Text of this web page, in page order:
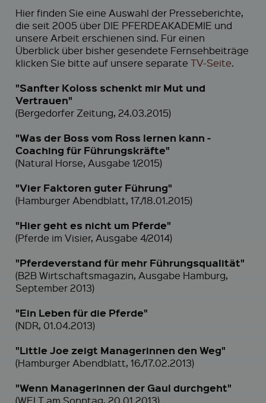
Hier finden Sie eine Auswahl der Presseberichte,
die seit 2005 über DIE PFERDEAKADEMIE und
unsere Arbeit erschienen sind. Für einen
Überblick über bisher gesendete Fernsehbeiträge
klicken Sie bitte auf unsere separate TV-Seite.
"Sanfter Koloss schenkt mir Mut und
Vertrauen"
(Bergedorfer Zeitung, 24.03.2015)
"Was der Boss vom Ross lernen kann -
Coaching für Führungskräfte"
(Natural Horse, Ausgabe 1/2015)
"Vier Faktoren guter Führung"
(Hamburger Abendblatt, 17./18.01.2015)
"Hier geht es nicht um Pferde"
(Pferde im Visier, Ausgabe 4/2014)
"Pferdeverstand für mehr Führungsqualität"
(B2B Wirtschaftsmagazin, Ausgabe Hamburg,
September 2013)
"Ein Leben für die Pferde"
(NDR, 01.04.2013)
"Little Joe zeigt Managerinnen den Weg"
(Hamburger Abendblatt, 16./17.02.2013)
"Wenn Managerinnen der Gaul durchgeht"
(WELT am Sonntag, 20.01.2013)